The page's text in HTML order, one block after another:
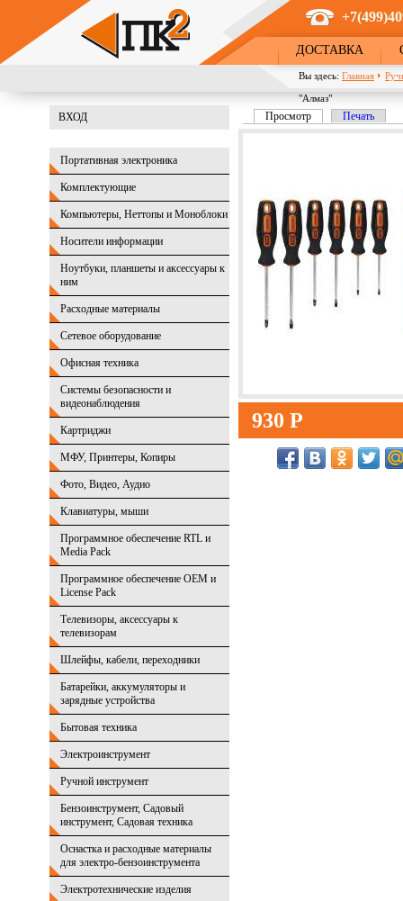
Перейти к основному содержанию
ДОСТАВКА
Вы здесь: Главная
"Алмаз"
ВХОД
Портативная электроника
Комплектующие
Компьютеры, Неттопы и Моноблоки
Носители информации
Ноутбуки, планшеты и аксессуары к
ним
Расходные материалы
Сетевое оборудование
Офисная техника
Системы безопасности и
видеонаблюдения
Картриджи
МФУ, Принтеры, Копиры
Фото, Видео, Аудио
Клавиатуры, мыши
Программное обеспечение RTL и
Media Pack
Программное обеспечение OEM и
License Pack
Телевизоры, аксессуары к
телевизорам
Шлейфы, кабели, переходники
Батарейки, аккумуляторы и
зарядные устройства
Бытовая техника
Электроинструмент
Ручной инструмент
Бензоинструмент, Садовый
инструмент, Садовая техника
Оснастка и расходные материалы
для электро-бензоинструмента
Электротехнические изделия
Главные вкладки
Просмотр (активная вкладка)
Печать
930 Р